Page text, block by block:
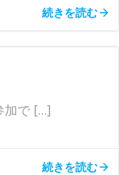
続きを読む
加で […]
続きを読む